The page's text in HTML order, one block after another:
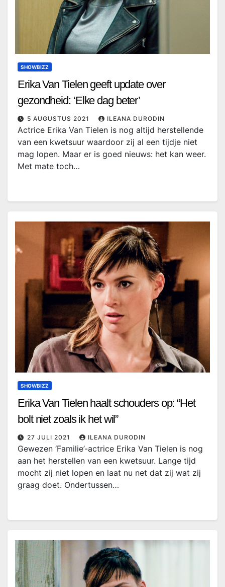
SHOWBIZZ
Erika Van Tielen geeft update over
gezondheid: ‘Elke dag beter’
5 AUGUSTUS 2021 ILEANA DURODIN
Actrice Erika Van Tielen is nog altijd herstellende
van een kwetsuur waardoor zij al een tijdje niet
mag lopen. Maar er is goed nieuws: het kan weer.
Met mate toch…
SHOWBIZZ
Erika Van Tielen haalt schouders op: “Het
bolt niet zoals ik het wil”
27 JULI 2021 ILEANA DURODIN
Gewezen ‘Familie’-actrice Erika Van Tielen is nog
aan het herstellen van een kwetsuur. Lange tijd
mocht zij niet lopen en laat nu net dat zij wat zij
graag doet. Ondertussen…